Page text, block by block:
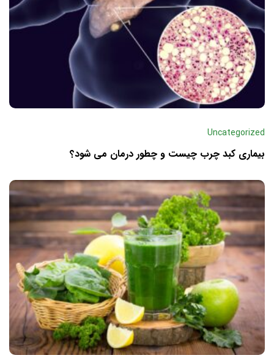
Uncategorized
بیماری کبد چرب چیست و چطور درمان می‌ شود؟